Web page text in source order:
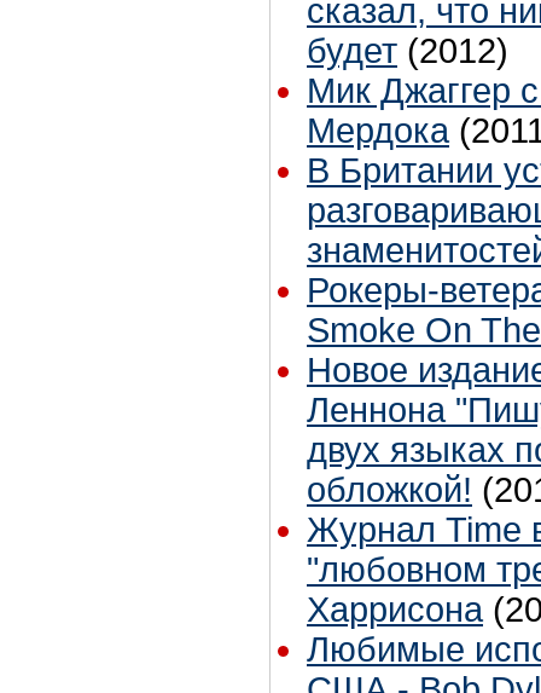
сказал, что
будет (2012)
Мик Джаггер
Мердока
В Британии
Рокеры-
Smoke On
Новое
Леннона
двух языках
обложкой!
Журнал Time
"любовном
Харрисона
Любимые